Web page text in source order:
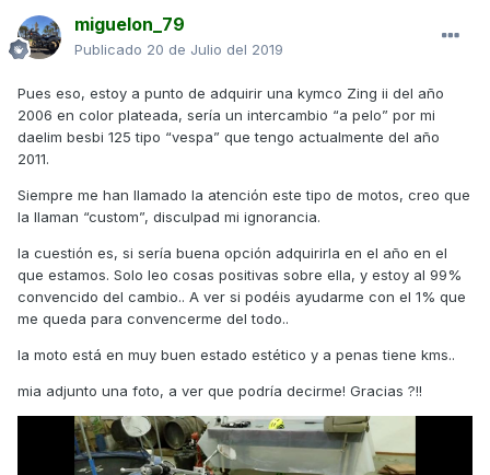
miguelon_79
Publicado 20 de Julio del 2019
Pues eso, estoy a punto de adquirir una kymco Zing ii del año
2006 en color plateada, sería un intercambio “a pelo” por mi
daelim besbi 125 tipo “vespa” que tengo actualmente del año
2011.
Siempre me han llamado la atención este tipo de motos, creo que
la llaman “custom”, disculpad mi ignorancia.
la cuestión es, si sería buena opción adquirirla en el año en el
que estamos. Solo leo cosas positivas sobre ella, y estoy al 99%
convencido del cambio.. A ver si podéis ayudarme con el 1% que
me queda para convencerme del todo..
la moto está en muy buen estado estético y a penas tiene kms..
mia adjunto una foto, a ver que podría decirme! Gracias ?!!